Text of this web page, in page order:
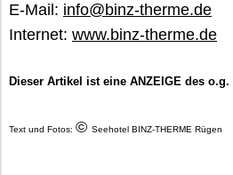
E-Mail: info@binz-therme.de
Internet: www.binz-therme.de
Dieser Artikel ist eine ANZEIGE des o.g.
Text und Fotos: © Seehotel BINZ-THERME Rügen